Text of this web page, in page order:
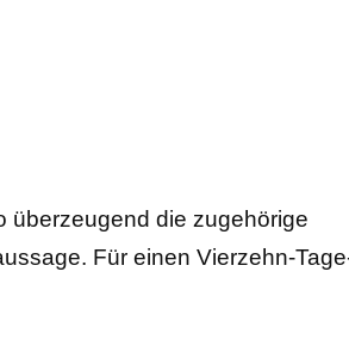
überzeugend die zugehörige
Für einen Vierzehn-